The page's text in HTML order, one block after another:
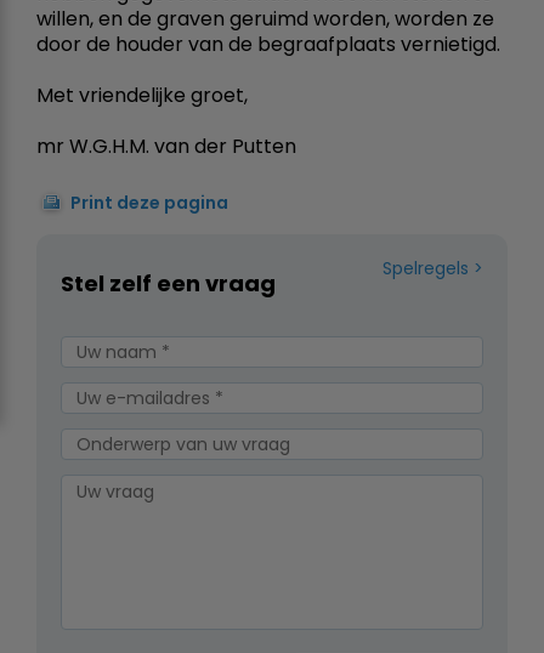
willen, en de graven geruimd worden, worden ze
door de houder van de begraafplaats vernietigd.
Met vriendelijke groet,
mr W.G.H.M. van der Putten
Print deze pagina
Spelregels
Stel zelf een vraag